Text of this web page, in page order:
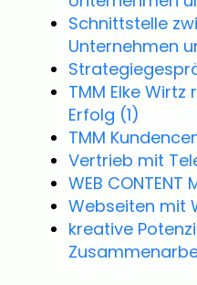
Schnittstelle
Unternehmen
TMM Elke
Erfolg (1)
TMM
Vertrieb mit
WEB CONTENT
Webseiten mit
kreative